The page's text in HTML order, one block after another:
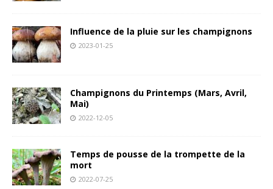
Influence de la pluie sur les champignons
2023-01-25
Champignons du Printemps (Mars, Avril,
Mai)
2022-12-05
Temps de pousse de la trompette de la
mort
2022-07-25